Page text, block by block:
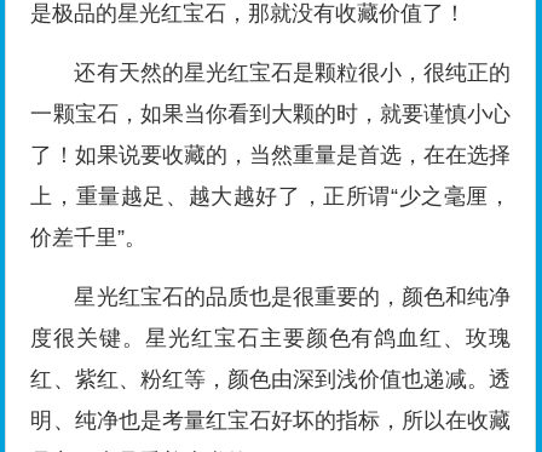
是极品的星光红宝石，那就没有收藏价值了！
还有天然的星光红宝石是颗粒很小，很纯正的
一颗宝石，如果当你看到大颗的时，就要谨慎小心
了！如果说要收藏的，当然重量是首选，在在选择
上，重量越足、越大越好了，正所谓“少之毫厘，
价差千里”。
星光红宝石的品质也是很重要的，颜色和纯净
度很关键。星光红宝石主要颜色有鸽血红、玫瑰
红、紫红、粉红等，颜色由深到浅价值也递减。透
明、纯净也是考量红宝石好坏的指标，所以在收藏